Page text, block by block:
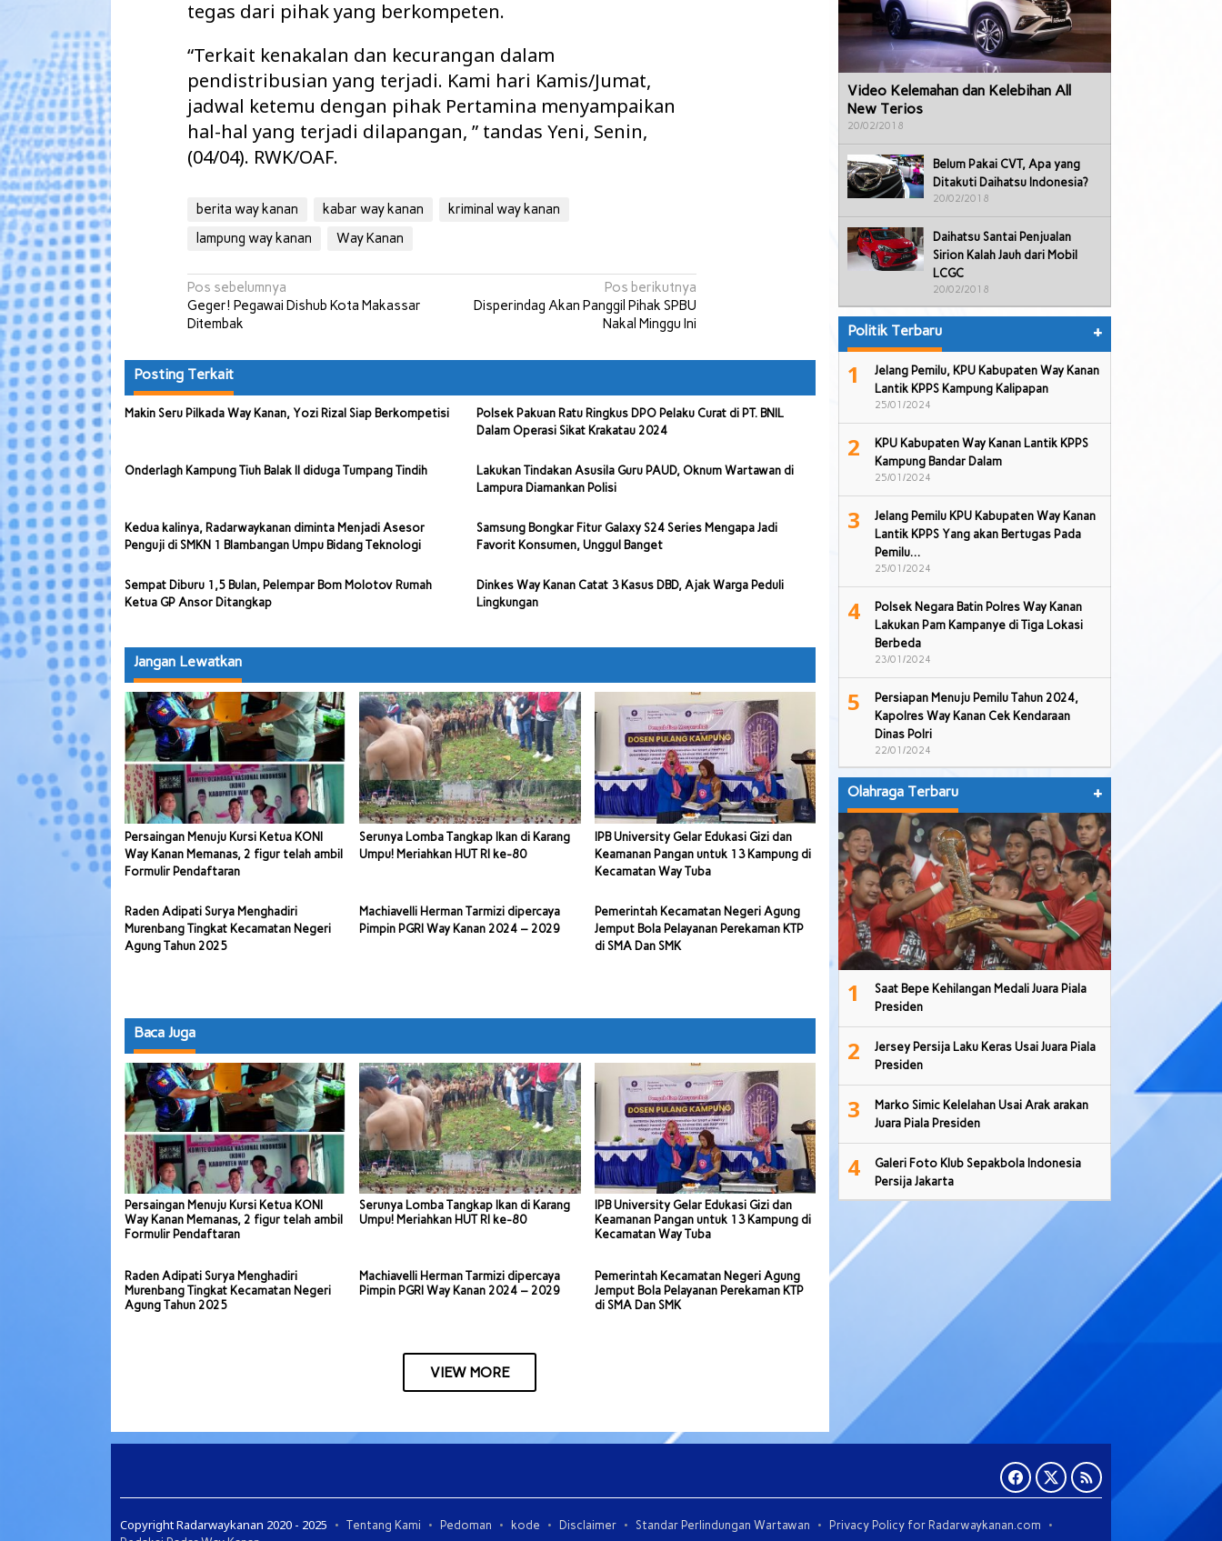
tegas dari pihak yang berkompeten.
“Terkait kenakalan dan kecurangan dalam
pendistribusian yang terjadi. Kami hari Kamis/Jumat,
jadwal ketemu dengan pihak Pertamina menyampaikan
hal-hal yang terjadi dilapangan, ” tandas Yeni, Senin,
(04/04). RWK/OAF.
berita way kanan kabar way kanan
kriminal way kanan
lampung way kanan
Way Kanan
Navigasi
pos
Pos sebelumnya
Geger! Pegawai Dishub Kota Makassar
Ditembak
Pos berikutnya
Disperindag Akan Panggil Pihak SPBU
Nakal Minggu Ini
Posting Terkait
Makin Seru Pilkada Way Kanan, Yozi Rizal Siap Berkompetisi
Polsek Pakuan Ratu Ringkus DPO Pelaku Curat di PT. BNIL
Dalam Operasi Sikat Krakatau 2024
Onderlagh Kampung Tiuh Balak II diduga Tumpang Tindih
Lakukan Tindakan Asusila Guru PAUD, Oknum Wartawan di
Lampura Diamankan Polisi
Kedua kalinya, Radarwaykanan diminta Menjadi Asesor
Penguji di SMKN 1 Blambangan Umpu Bidang Teknologi
Samsung Bongkar Fitur Galaxy S24 Series Mengapa Jadi
Favorit Konsumen, Unggul Banget
Sempat Diburu 1,5 Bulan, Pelempar Bom Molotov Rumah
Ketua GP Ansor Ditangkap
Dinkes Way Kanan Catat 3 Kasus DBD, Ajak Warga Peduli
Lingkungan
Jangan Lewatkan
Persaingan Menuju Kursi Ketua KONI
Way Kanan Memanas, 2 figur telah ambil
Formulir Pendaftaran
Serunya Lomba Tangkap Ikan di Karang
Umpu! Meriahkan HUT RI ke-80
IPB University Gelar Edukasi Gizi dan
Keamanan Pangan untuk 13 Kampung di
Kecamatan Way Tuba
Raden Adipati Surya Menghadiri
Murenbang Tingkat Kecamatan Negeri
Agung Tahun 2025
Machiavelli Herman Tarmizi dipercaya
Pimpin PGRI Way Kanan 2024 – 2029
Pemerintah Kecamatan Negeri Agung
Jemput Bola Pelayanan Perekaman KTP
di SMA Dan SMK
Baca Juga
Persaingan Menuju Kursi Ketua KONI
Way Kanan Memanas, 2 figur telah ambil
Formulir Pendaftaran
Serunya Lomba Tangkap Ikan di Karang
Umpu! Meriahkan HUT RI ke-80
IPB University Gelar Edukasi Gizi dan
Keamanan Pangan untuk 13 Kampung di
Kecamatan Way Tuba
Raden Adipati Surya Menghadiri
Murenbang Tingkat Kecamatan Negeri
Agung Tahun 2025
Machiavelli Herman Tarmizi dipercaya
Pimpin PGRI Way Kanan 2024 – 2029
Pemerintah Kecamatan Negeri Agung
Jemput Bola Pelayanan Perekaman KTP
di SMA Dan SMK
VIEW MORE
Video Kelemahan dan Kelebihan All
New Terios
20/02/2018
Belum Pakai CVT, Apa yang
Ditakuti Daihatsu Indonesia?
20/02/2018
Daihatsu Santai Penjualan
Sirion Kalah Jauh dari Mobil
LCGC
20/02/2018
Politik Terbaru +
1
Jelang Pemilu, KPU Kabupaten Way Kanan
Lantik KPPS Kampung Kalipapan
25/01/2024
2
KPU Kabupaten Way Kanan Lantik KPPS
Kampung Bandar Dalam
25/01/2024
3
Jelang Pemilu KPU Kabupaten Way Kanan
Lantik KPPS Yang akan Bertugas Pada
Pemilu…
25/01/2024
4
Polsek Negara Batin Polres Way Kanan
Lakukan Pam Kampanye di Tiga Lokasi
Berbeda
23/01/2024
5
Persiapan Menuju Pemilu Tahun 2024,
Kapolres Way Kanan Cek Kendaraan
Dinas Polri
22/01/2024
Olahraga Terbaru +
1
Saat Bepe Kehilangan Medali Juara Piala
Presiden
2
Jersey Persija Laku Keras Usai Juara Piala
Presiden
3
Marko Simic Kelelahan Usai Arak arakan
Juara Piala Presiden
4
Galeri Foto Klub Sepakbola Indonesia
Persija Jakarta
Copyright Radarwaykanan 2020 - 2025 Tentang Kami Pedoman kode Disclaimer Standar Perlindungan Wartawan
Privacy Policy for Radarwaykanan.com